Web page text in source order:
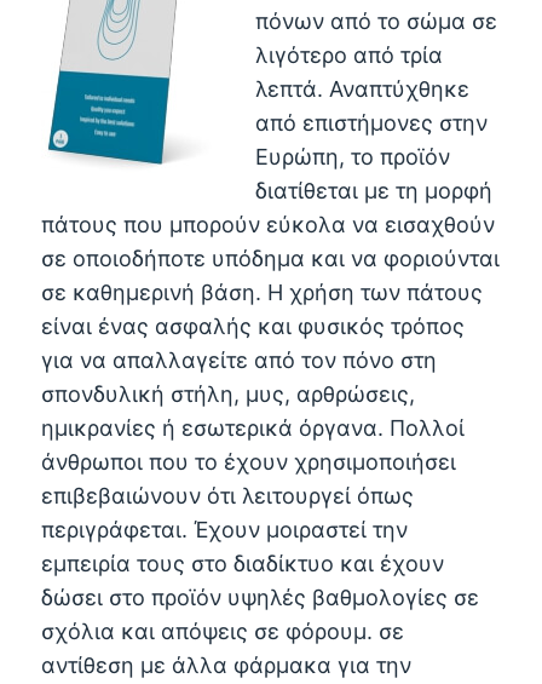
πόνων από το σώμα σε
λιγότερο από τρία
λεπτά. Αναπτύχθηκε
από επιστήμονες στην
Ευρώπη, το προϊόν
διατίθεται με τη μορφή
πάτους που μπορούν εύκολα να εισαχθούν
σε οποιοδήποτε υπόδημα και να φοριούνται
σε καθημερινή βάση. Η χρήση των πάτους
είναι ένας ασφαλής και φυσικός τρόπος
για να απαλλαγείτε από τον πόνο στη
σπονδυλική στήλη, μυς, αρθρώσεις,
ημικρανίες ή εσωτερικά όργανα. Πολλοί
άνθρωποι που το έχουν χρησιμοποιήσει
επιβεβαιώνουν ότι λειτουργεί όπως
περιγράφεται. Έχουν μοιραστεί την
εμπειρία τους στο διαδίκτυο και έχουν
δώσει στο προϊόν υψηλές βαθμολογίες σε
σχόλια και απόψεις σε φόρουμ. σε
αντίθεση με άλλα φάρμακα για την